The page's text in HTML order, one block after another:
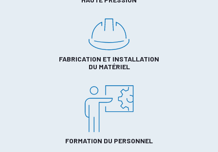
FABRICATION ET INSTALLATION
DU MATÉRIEL
FORMATION DU PERSONNEL